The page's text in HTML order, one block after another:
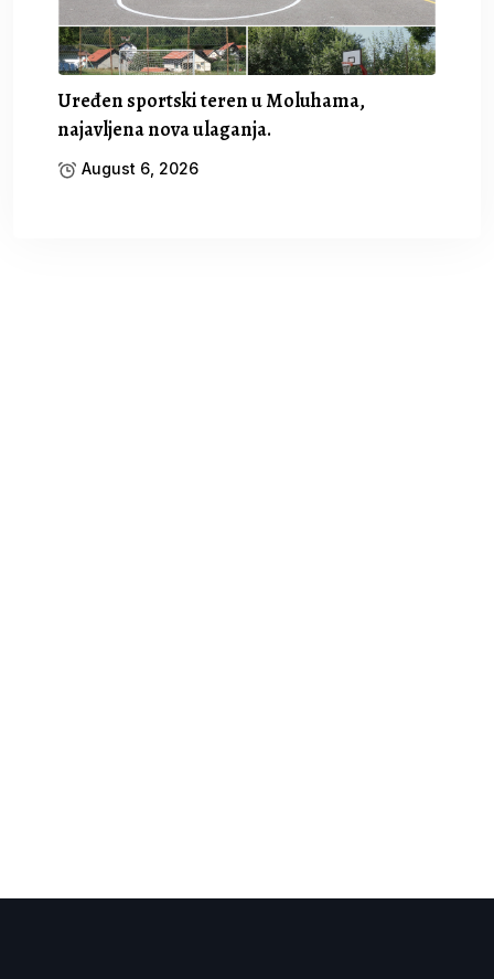
Uređen sportski teren u Moluhama,
najavljena nova ulaganja.
August 6, 2026